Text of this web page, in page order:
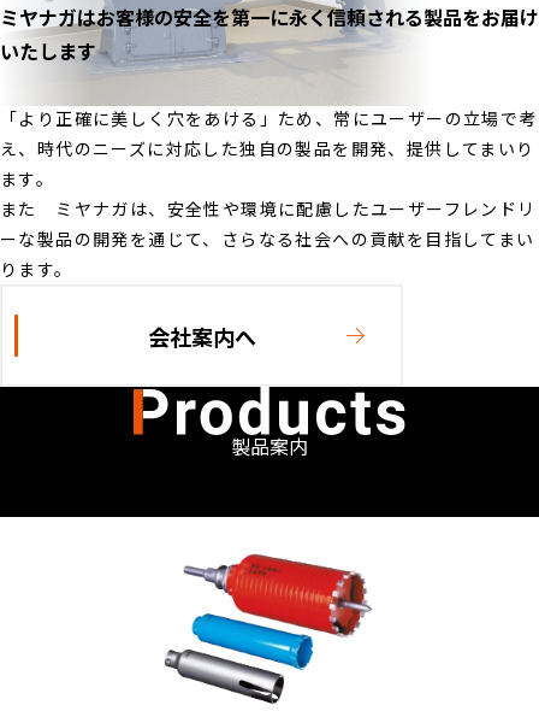
ミヤナガはお客様の安全を第一に永く信頼される製品をお届け
いたします
「より正確に美しく穴をあける」ため、常にユーザーの立場で考
え、時代のニーズに対応した独自の製品を開発、提供してまいり
ます。
また ミヤナガは、安全性や環境に配慮したユーザーフレンドリ
ーな製品の開発を通じて、さらなる社会への貢献を目指してまい
ります。
会社案内へ
製品案内